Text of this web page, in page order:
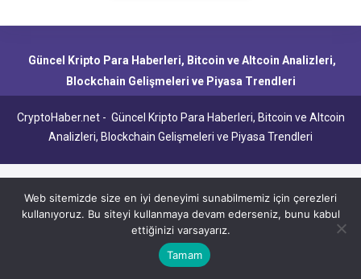
alanındaki sorumsuz yaklaşımlara dikkat çekti. Öte yandan,
Güncel Kripto Para Haberleri, Bitcoin ve Altcoin Analizleri,
Blockchain Gelişmeleri ve Piyasa Trendleri
CryptoHaber.net - Güncel Kripto Para Haberleri, Bitcoin ve Altcoin
Analizleri, Blockchain Gelişmeleri ve Piyasa Trendleri
Web sitemizde size en iyi deneyimi sunabilmemiz için çerezleri
kullanıyoruz. Bu siteyi kullanmaya devam ederseniz, bunu kabul
ettiğinizi varsayarız.
Tamam